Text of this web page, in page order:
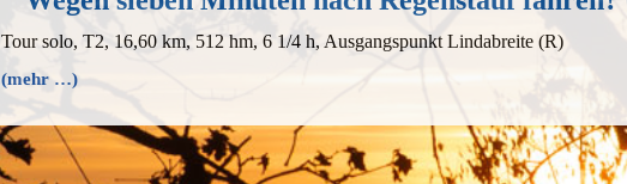
Tour solo, T2, 16,60 km, 512 hm, 6 1/4 h, Ausgangspunkt Lindabreite (R)
(mehr …)